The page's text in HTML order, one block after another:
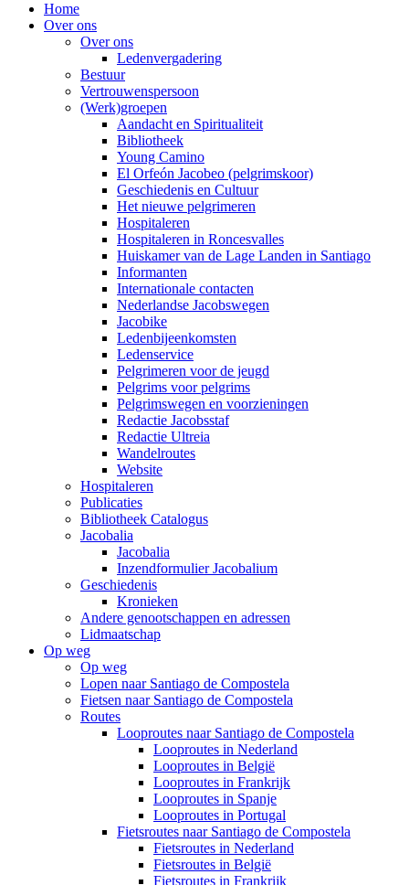
Home
Over ons
Over ons
Ledenvergadering
Bestuur
Vertrouwenspersoon
(Werk)groepen
Aandacht en Spiritualiteit
Bibliotheek
Young Camino
El Orfeón Jacobeo (pelgrimskoor)
Geschiedenis en Cultuur
Het nieuwe pelgrimeren
Hospitaleren
Hospitaleren in Roncesvalles
Huiskamer van de Lage Landen in Santiago
Informanten
Internationale contacten
Nederlandse Jacobswegen
Jacobike
Ledenbijeenkomsten
Ledenservice
Pelgrimeren voor de jeugd
Pelgrims voor pelgrims
Pelgrimswegen en voorzieningen
Redactie Jacobsstaf
Redactie Ultreia
Wandelroutes
Website
Hospitaleren
Publicaties
Bibliotheek Catalogus
Jacobalia
Jacobalia
Inzendformulier Jacobalium
Geschiedenis
Kronieken
Andere genootschappen en adressen
Lidmaatschap
Op weg
Op weg
Lopen naar Santiago de Compostela
Fietsen naar Santiago de Compostela
Routes
Looproutes naar Santiago de Compostela
Looproutes in Nederland
Looproutes in België
Looproutes in Frankrijk
Looproutes in Spanje
Looproutes in Portugal
Fietsroutes naar Santiago de Compostela
Fietsroutes in Nederland
Fietsroutes in België
Fietsroutes in Frankrijk